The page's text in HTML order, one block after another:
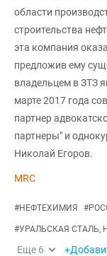
области
строительства
эта компания
предложив ему
владельцем в ЗТЗ
марте 2017 года
партнер
партнеры" и
Николай Егоров.
MRC
#НЕФТЕХИМИЯ #
#УРАЛЬСКАЯ СТАЛЬ,
Еще 6